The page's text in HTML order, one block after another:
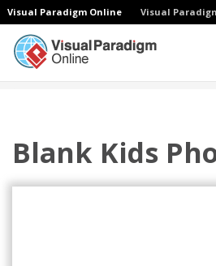
Visual Paradigm Online Visual
Blank Kids